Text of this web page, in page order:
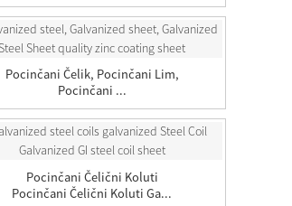
Pocinčani Čelik, Pocinčani Lim,
Pocinčani ...
Pocinčani Čelični Koluti
Pocinčani Čelični Koluti Ga...